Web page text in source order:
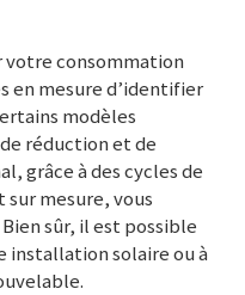
votre consommation
en mesure d’identifier
modèles
réduction et de
grâce à des cycles de
mesure, vous
sûr, il est possible
installation solaire ou à